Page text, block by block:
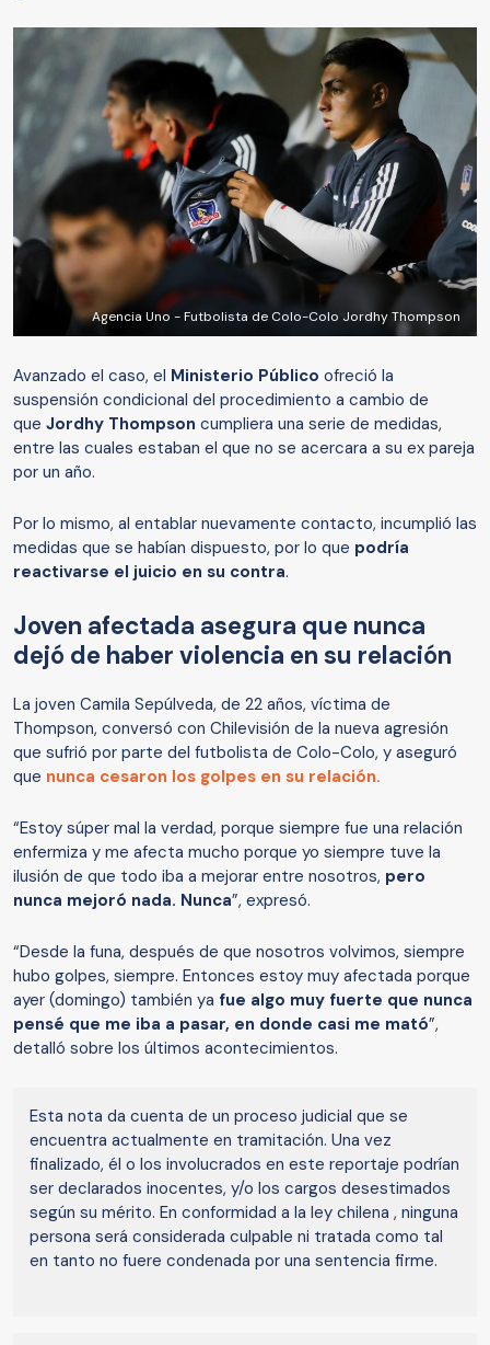
Agencia Uno - Futbolista de Colo-Colo Jordhy Thompson
Avanzado el caso, el Ministerio Público ofreció la
suspensión condicional del procedimiento a cambio de
que Jordhy Thompson cumpliera una serie de medidas,
entre las cuales estaban el que no se acercara a su ex pareja
por un año.
Por lo mismo, al entablar nuevamente contacto, incumplió las
medidas que se habían dispuesto, por lo que podría
reactivarse el juicio en su contra.
Joven afectada asegura que nunca
dejó de haber violencia en su relación
La joven Camila Sepúlveda, de 22 años, víctima de
Thompson, conversó con Chilevisión de la nueva agresión
que sufrió por parte del futbolista de Colo-Colo, y aseguró
que nunca cesaron los golpes en su relación.
“Estoy súper mal la verdad, porque siempre fue una relación
enfermiza y me afecta mucho porque yo siempre tuve la
ilusión de que todo iba a mejorar entre nosotros, pero
nunca mejoró nada. Nunca”, expresó.
“Desde la funa, después de que nosotros volvimos, siempre
hubo golpes, siempre. Entonces estoy muy afectada porque
ayer (domingo) también ya fue algo muy fuerte que nunca
pensé que me iba a pasar, en donde casi me mató”,
detalló sobre los últimos acontecimientos.
Esta nota da cuenta de un proceso judicial que se
encuentra actualmente en tramitación. Una vez
finalizado, él o los involucrados en este reportaje podrían
ser declarados inocentes, y/o los cargos desestimados
según su mérito. En conformidad a la ley chilena , ninguna
persona será considerada culpable ni tratada como tal
en tanto no fuere condenada por una sentencia firme.